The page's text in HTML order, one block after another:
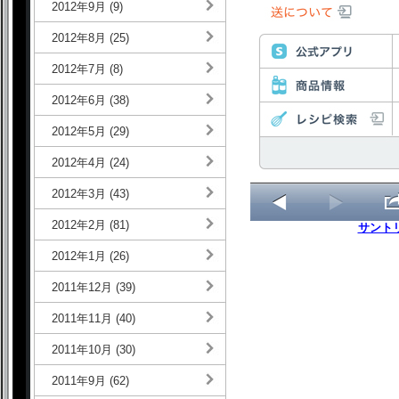
サント
2012年9月 (9)
2012年8月 (25)
2012年7月 (8)
2012年6月 (38)
2012年5月 (29)
2012年4月 (24)
2012年3月 (43)
2012年2月 (81)
2012年1月 (26)
2011年12月 (39)
2011年11月 (40)
2011年10月 (30)
2011年9月 (62)